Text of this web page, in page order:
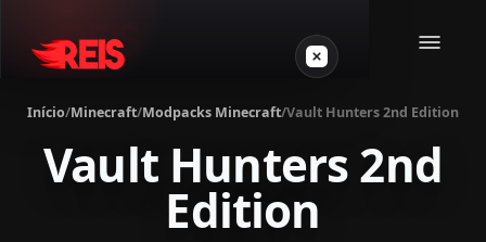
Minecraft
Início/Minecraft/Modpacks Minecraft/Vault Hunters 2nd Edition
Vault Hunters 2nd
Edition